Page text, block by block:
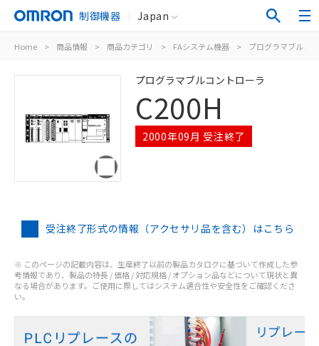
制御機器 Japan
Home > 商品情報 > 商品カテゴリ > FAシステム機器 > プログラマブルコ
プログラマブルコントローラ
C200H
2000年09月 受注終了
受注終了形式の情報（アクセサリ品を含む）はこちら
※ このページの記載内容は、生産終了以前の製品カタログに基づいて作成した参
考情報であり、製品の特長 / 価格 / 対応規格 / オプション品などについて現状と異
なる場合があります。ご使用に際してはシステム適合性や安全性をご確認くださ
い。